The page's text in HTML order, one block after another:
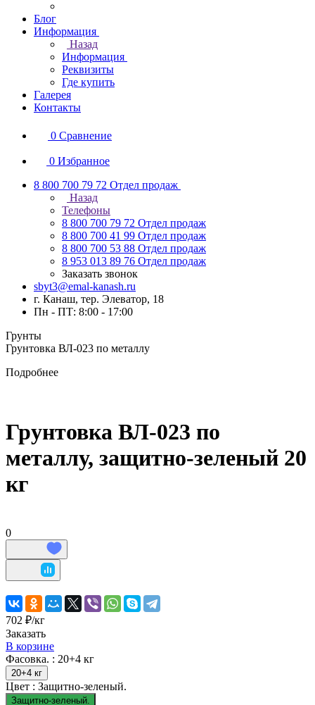
Блог
Информация
Назад
Информация
Реквизиты
Где купить
Галерея
Контакты
0 Сравнение
0 Избранное
8 800 700 79 72 Отдел продаж
Назад
Телефоны
8 800 700 79 72 Отдел продаж
8 800 700 41 99 Отдел продаж
8 800 700 53 88 Отдел продаж
8 953 013 89 76 Отдел продаж
Заказать звонок
sbyt3@emal-kanash.ru
г. Канаш, тер. Элеватор, 18
Пн - ПТ: 8:00 - 17:00
Грунты
Грунтовка ВЛ-023 по металлу
Подробнее
Грунтовка ВЛ-023 по
металлу, защитно-зеленый 20
кг
0
702 ₽/кг
Заказать
В корзине
Фасовка. : 20+4 кг
20+4 кг
Цвет : Защитно-зеленый.
Защитно-зеленый.